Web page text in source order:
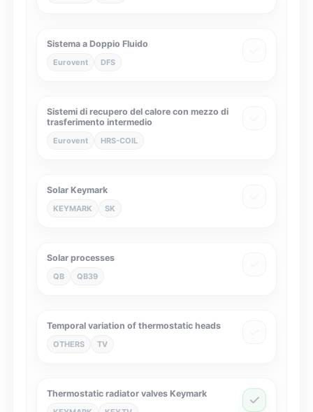
Sistema a Doppio Fluido
Eurovent DFS
Sistemi di recupero del calore con mezzo di
trasferimento intermedio
Eurovent HRS-COIL
Solar Keymark
KEYMARK SK
Solar processes
QB QB39
Temporal variation of thermostatic heads
OTHERS TV
Thermostatic radiator valves Keymark